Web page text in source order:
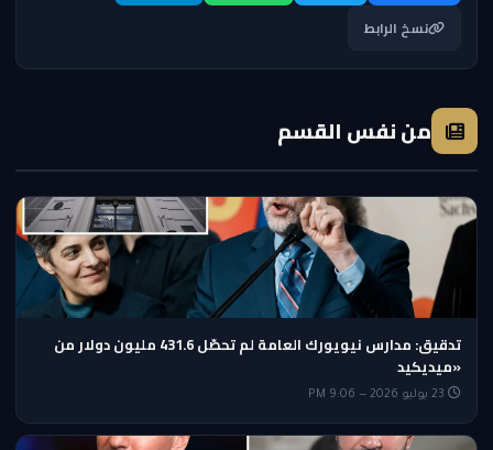
نسخ الرابط
من نفس القسم
تدقيق: مدارس نيويورك العامة لم تحصّل 431.6 مليون دولار من
«ميديكيد